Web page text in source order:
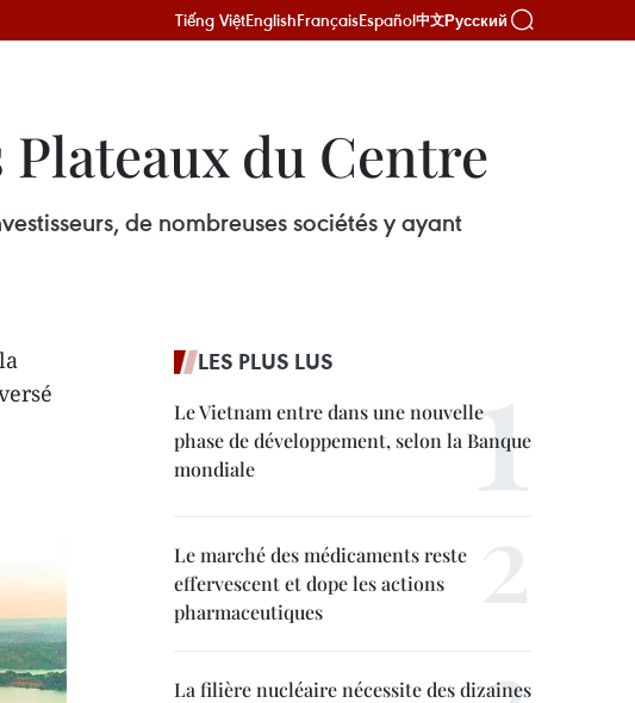
Tiếng ViệtEnglishFrançaisEspañol中文Русский
du Centre
de nombreuses sociétés y ayant
LES PLUS LUS
Le Vietnam entre dans une nouvelle
phase de développement, selon la Banque
mondiale
Le marché des médicaments reste
effervescent et dope les actions
pharmaceutiques
La filière nucléaire nécessite des dizaines